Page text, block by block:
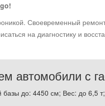
Своевременный
на диагностику и
автомобили с
базы до: 4450 см; Вес: до 6,5